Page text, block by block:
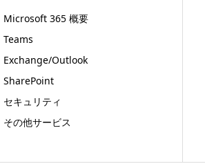
Microsoft 365 概要
Teams
Exchange/Outlook
SharePoint
セキュリティ
その他サービス